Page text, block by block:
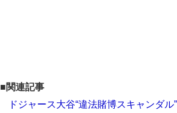
■関連記事
ドジャース大谷“違法賭博スキャンダ